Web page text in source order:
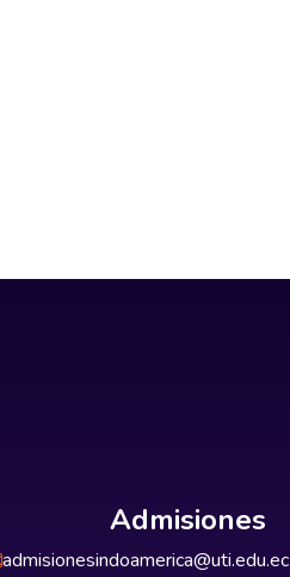
Admisiones
admisionesindoamerica@uti.edu.ec